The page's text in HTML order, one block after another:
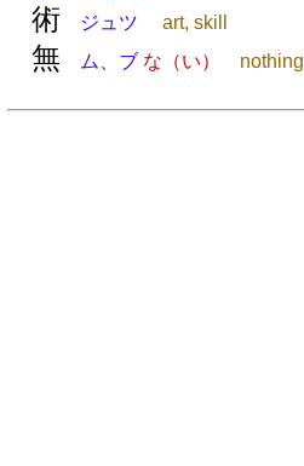
術 ジュツ art, skill
無 ム、ブ な（い） nothing